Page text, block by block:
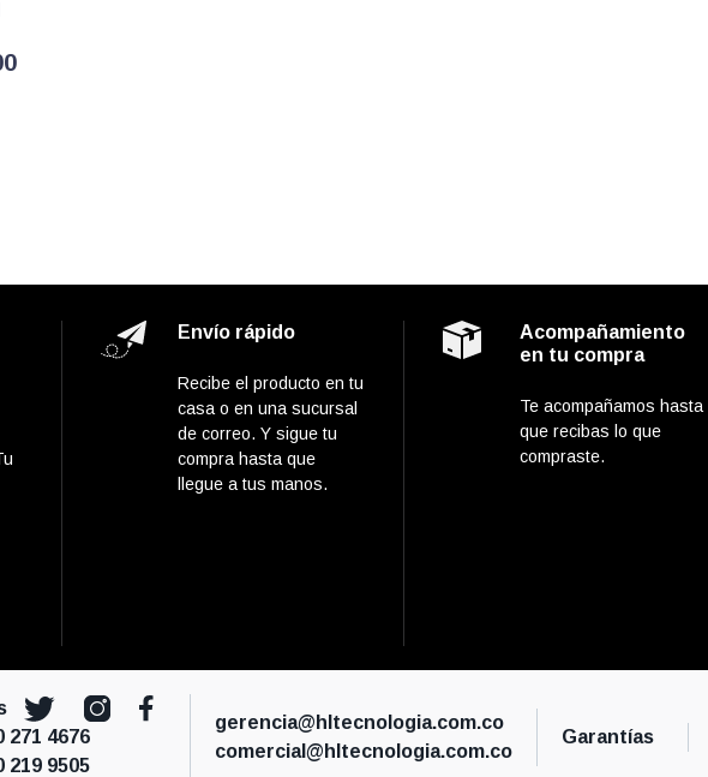
El
Envío rápido
Recibe el producto en tu
casa o en una sucursal
de correo. Y sigue tu
compra hasta que
llegue a tus manos.
Acompañamiento
en tu compra
Te acompañamos hasta
que recibas lo que
compraste.
271 4676
219 9505
gerencia@hltecnologia.com.co
comercial@hltecnologia.com.co
Garantías